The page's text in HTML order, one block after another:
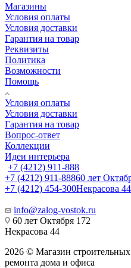
Магазины
Условия оплаты
Условия доставки
Гарантия на товар
Реквизиты
Политика
Возможности
Помощь
Условия оплаты
Условия доставки
Гарантия на товар
Вопрос-ответ
Коллекции
Идеи интерьера
+7 (4212) 911-888
+7 (4212) 911-88860 лет
+7 (4212) 454-300Некрасова 44
info@zalog-vostok.ru
60 лет Октября 172
Некрасова 44
2026 © Магазин строительных
ремонта дома и офиса